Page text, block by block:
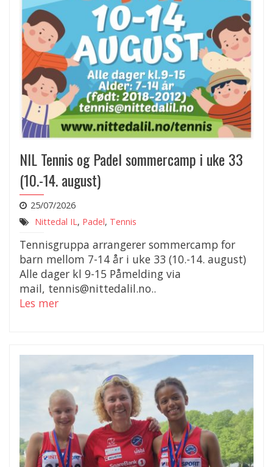
NIL Tennis og Padel sommercamp i uke 33
(10.-14. august)
25/07/2026
Nittedal IL , Padel, Tennis
Tennisgruppa arrangerer sommercamp for
barn mellom 7-14 år i uke 33 (10.-14. august)
Alle dager kl 9-15 Påmelding via
mail, tennis@nittedalil.no..
Les mer